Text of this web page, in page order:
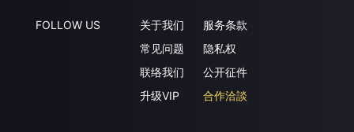
FOLLOW US
关于我们
常见问题
联络我们
升级VIP
服务条款
隐私权
公开征件
合作洽談